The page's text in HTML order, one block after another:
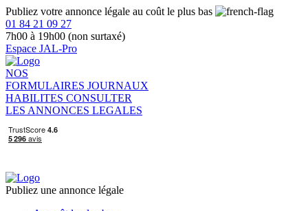
Publiez votre annonce légale au coût le plus bas
01 84 21 09 27
7h00 à 19h00 (non surtaxé)
Espace JAL-Pro
NOS
FORMULAIRES JOURNAUX
HABILITES CONSULTER
LES ANNONCES LEGALES
Publiez une annonce légale